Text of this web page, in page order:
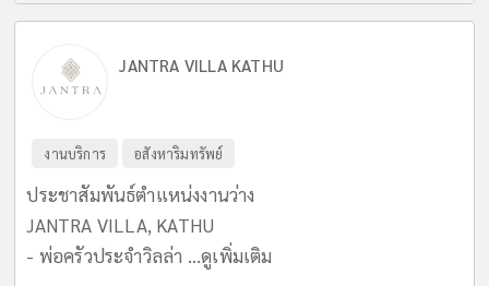
JANTRA VILLA KATHU
งานบริการ อสังหาริมทรัพย์
ประชาสัมพันธ์ตำแหน่งงานว่าง
JANTRA VILLA, KATHU
- พ่อครัวประจำวิลล่า ...ดูเพิ่มเติม